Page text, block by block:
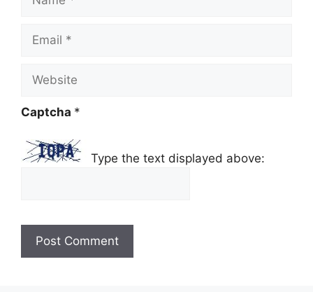
Email
Website
Captcha *
Type the text displayed above: